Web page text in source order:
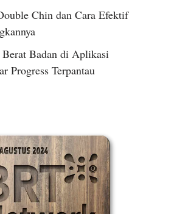
Chin dan Cara Efektif
Badan di Aplikasi
Progress Terpantau